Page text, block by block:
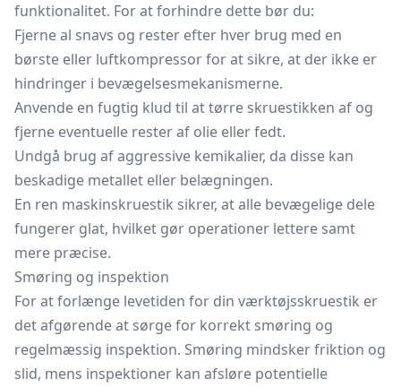
funktionalitet. For at forhindre dette bør du:
Fjerne al snavs og rester efter hver brug med en
børste eller luftkompressor for at sikre, at der ikke er
hindringer i bevægelsesmekanismerne.
Anvende en fugtig klud til at tørre skruestikken af og
fjerne eventuelle rester af olie eller fedt.
Undgå brug af aggressive kemikalier, da disse kan
beskadige metallet eller belægningen.
En ren maskinskruestik sikrer, at alle bevægelige dele
fungerer glat, hvilket gør operationer lettere samt
mere præcise.
Smøring og inspektion
For at forlænge levetiden for din værktøjsskruestik er
det afgørende at sørge for korrekt smøring og
regelmæssig inspektion. Smøring mindsker friktion og
slid, mens inspektioner kan afsløre potentielle